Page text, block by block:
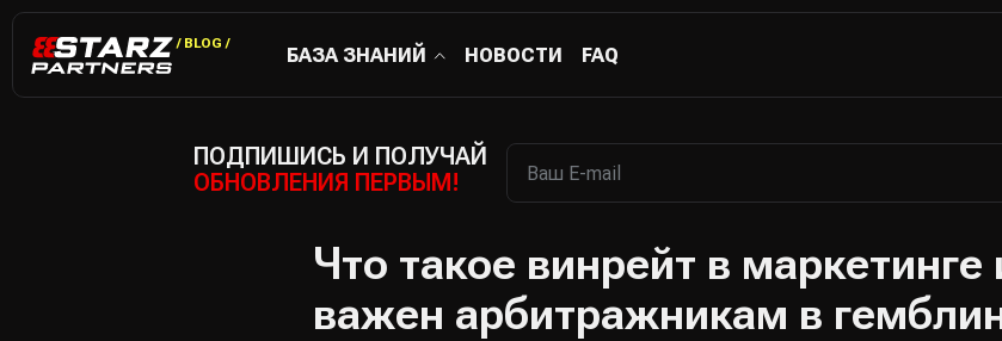
/ BLOG /
БАЗА ЗНАНИЙ НОВОСТИ FAQ
Что такое винрейт в
важен арбитражникам в
ПОДПИШИСЬ И ПОЛУЧАЙ
ОБНОВЛЕНИЯ ПЕРВЫМ!